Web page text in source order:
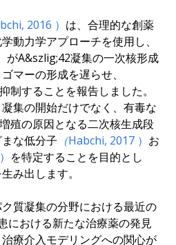
2016 ） は、合理的な創薬
動力学アプローチを使用し、
A&szlig;42凝集の一次核形成
マーの形成を遅らせ、
制することを報告しました。
集の開始だけでなく、有毒な
殖の原因となる二次核生成段
な低分子 （Habchi, 2017 ） お
） を特定することを目的とし
み出します。
質凝集の分野における最近の
における新たな治療薬の発見
療介入モデリングへの関心が